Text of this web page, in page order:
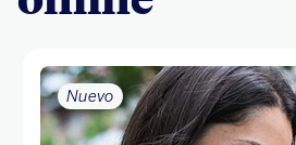
Nuevo